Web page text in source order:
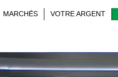
MARCHÉS VOTRE ARGENT